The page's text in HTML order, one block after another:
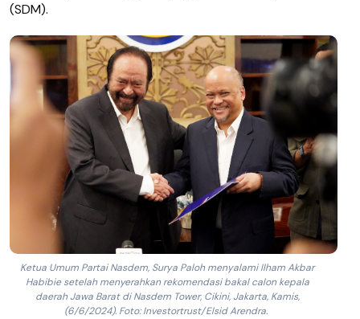
(SDM).
Ketua Umum Partai Nasdem, Surya Paloh menyalami Ilham Akbar
Habibie setelah menyerahkan rekomendasi bakal calon kepala
daerah Jawa Barat di Nasdem Tower, Cikini, Jakarta, Kamis,
(6/6/2024). Foto: Investortrust/Elsid Arendra.